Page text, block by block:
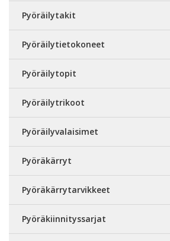
Pyöräilytakit
Pyöräilytietokoneet
Pyöräilytopit
Pyöräilytrikoot
Pyöräilyvalaisimet
Pyöräkärryt
Pyöräkärrytarvikkeet
Pyöräkiinnityssarjat